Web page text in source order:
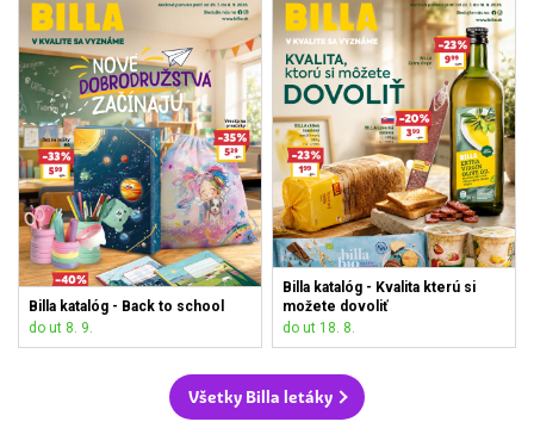
Billa katalóg - Back to school
do ut 8. 9.
Billa katalóg - Kvalita kterú si
možete dovoliť
do ut 18. 8.
Všetky Billa letáky